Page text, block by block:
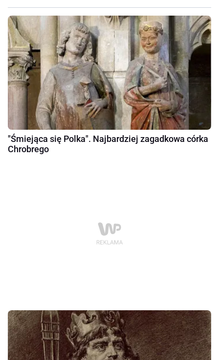
"Śmiejąca się Polka". Najbardziej zagadkowa córka
Chrobrego